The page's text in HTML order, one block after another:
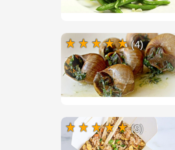
(4)
(9)